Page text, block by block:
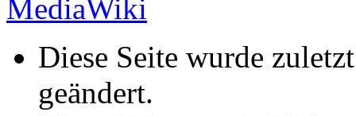
Diese Seite wurde
geändert.